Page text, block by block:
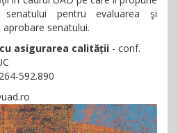
pentru evaluarea şi
senatului.
asigurarea calității - conf.
592.890